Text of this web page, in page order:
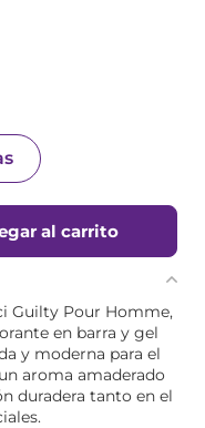
al carrito
Guilty Pour Homme,
en barra y gel
y moderna para el
aroma amaderado
duradera tanto en el